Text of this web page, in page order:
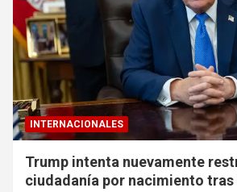
INTERNACIONALES
Trump intenta nuevamente
ciudadanía por nacimiento